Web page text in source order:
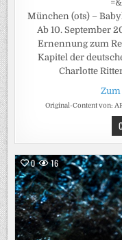
München (ots) –
Ab 10. September
Ernennung zum
Kapitel der
Charlotte
Original-Content von:
0 16